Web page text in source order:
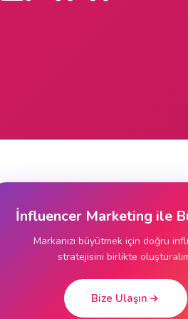
İnfluencer Marketing ile
Markanızı büyütmek için doğru
stratejisini birlikte
Bize Ulaşın